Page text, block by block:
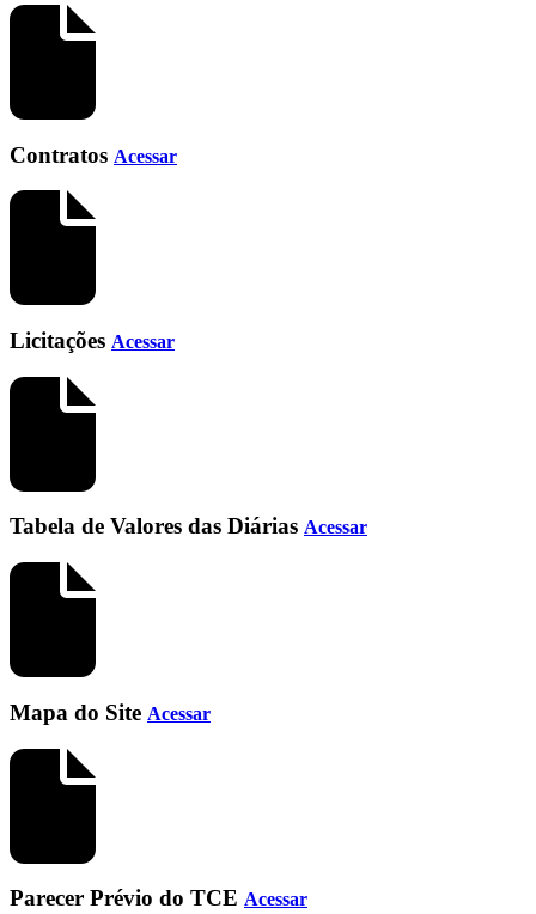
Contratos Acessar
Licitações Acessar
Tabela de Valores das Diárias Acessar
Mapa do Site Acessar
Parecer Prévio do TCE Acessar